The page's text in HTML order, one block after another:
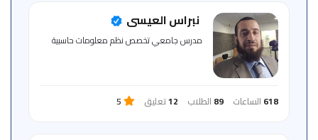
نبراس العيسى
مدرس جامعي تخصص نظم معلومات حاسبية
618 الساعات 89 الطلاب 12تعليق 5